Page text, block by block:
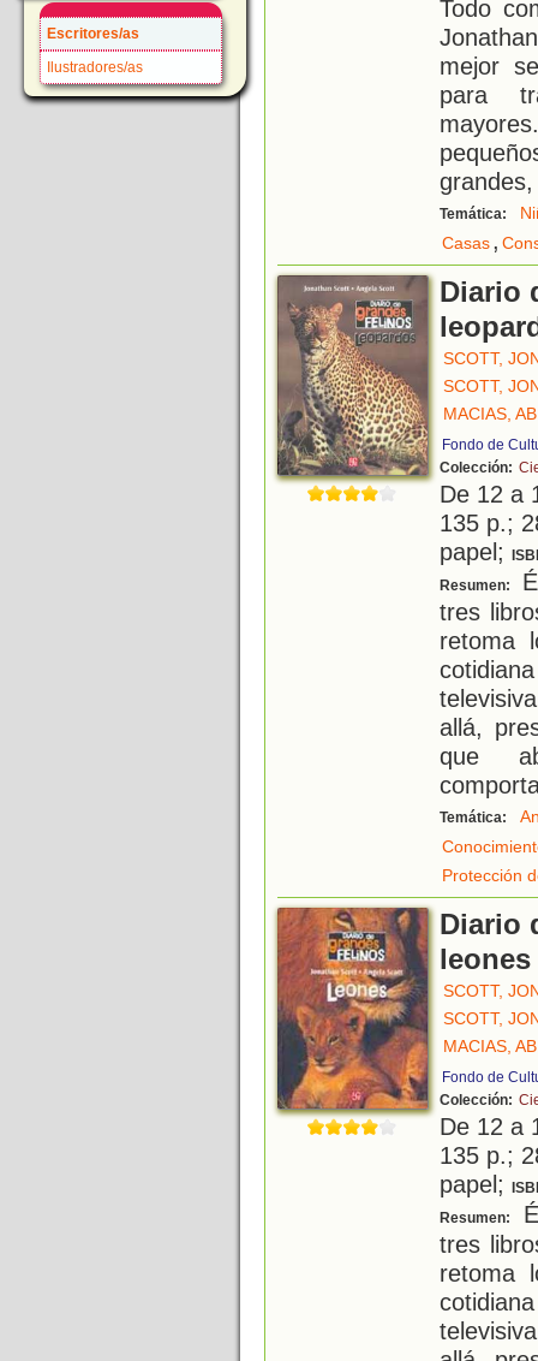
Escritores/as
Ilustradores/as
Todo
mejor
para
Temática:
Casas,
Diario
SCOTT,
SCOTT,
MACIAS,
Fondo de
Colección:
De 12 a
135 p.;
papel;
Resumen:
tres
retoma
allá,
que
Temática:
Protección
Diario
leones
SCOTT,
SCOTT,
MACIAS,
Fondo de
Colección:
De 12 a
135 p.;
papel;
Resumen:
tres
retoma